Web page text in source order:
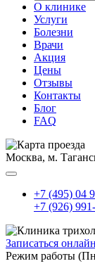
О клинике
Услуги
Болезни
Врачи
Акция
Цены
Отзывы
Контакты
Блог
FAQ
Москва, м.
+7 (495) 04
+7 (926)
Записаться онлайн
Режим работы